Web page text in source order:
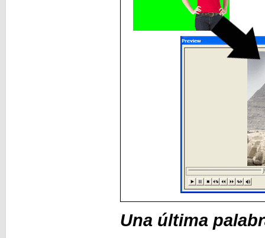
Una última